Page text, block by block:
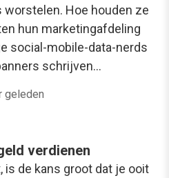
worstelen. Hoe houden ze
hun marketingafdeling
social-mobile-data-nerds
schrijven…
geleden
verdienen
is de kans groot dat je ooit